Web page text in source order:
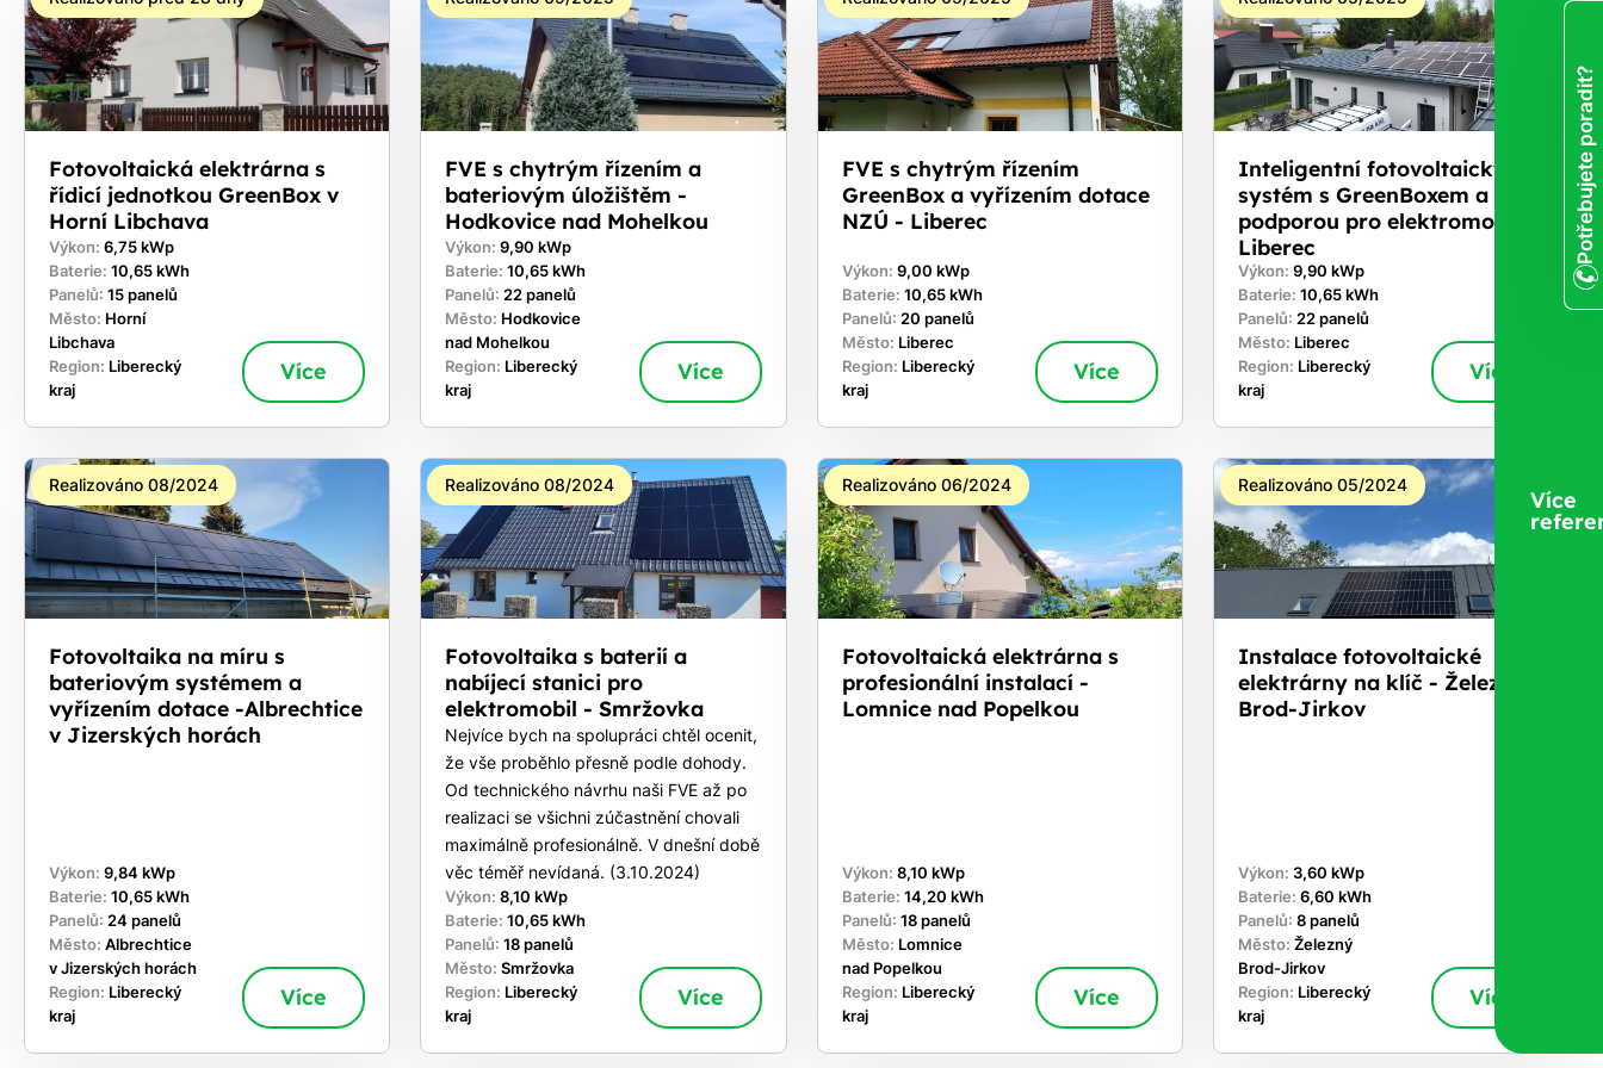
Fotovoltaická elektrárna s
řídicí jednotkou GreenBox v
Horní Libchava
Výkon: 6,75 kWp
Baterie: 10,65 kWh
Panelů: 15 panelů
Město: Horní
Libchava
Region: Liberecký
kraj
Více
FVE s chytrým řízením a
bateriovým úložištěm -
Hodkovice nad Mohelkou
Výkon:9,90 kWp
Baterie:10,65 kWh
Panelů: 22 panelů
Město: Hodkovice
nad Mohelkou
Region: Liberecký
kraj
Více
FVE s chytrým řízením
GreenBox a vyřízením dotace
NZÚ - Liberec
Výkon: 9,00 kWp
Baterie: 10,65 kWh
Panelů: 20 panelů
Město: Liberec
Region: Liberecký
kraj
Více
Inteligentní fotovoltaický
systém s GreenBoxem a
podporou pro elektromobily -
Liberec
Výkon: 9,90 kWp
Baterie: 10,65 kWh
Panelů: 22 panelů
Město: Liberec
Region: Liberecký
kraj
Více
Realizováno 08/2024
Fotovoltaika na míru s
bateriovým systémem a
vyřízením dotace -Albrechtice
v Jizerských horách
Výkon: 9,84 kWp
Baterie: 10,65 kWh
Panelů: 24 panelů
Město: Albrechtice
v Jizerských horách
Region: Liberecký
kraj
Více
Realizováno 08/2024
Fotovoltaika s baterií a
nabíjecí stanici pro
elektromobil - Smržovka
Nejvíce bych na spolupráci chtěl ocenit,
že vše proběhlo přesně podle dohody.
Od technického návrhu naši FVE až po
realizaci se všichni zúčastnění chovali
maximálně profesionálně. V dnešní době
věc téměř nevídaná. (3.10.2024)
Výkon:8,10 kWp
Baterie:10,65 kWh
Panelů:18 panelů
Město:Smržovka
Region: Liberecký
kraj
Více
Realizováno 06/2024
Fotovoltaická elektrárna s
profesionální instalací -
Lomnice nad Popelkou
Výkon: 8,10 kWp
Baterie: 14,20 kWh
Panelů: 18 panelů
Město: Lomnice
nad Popelkou
Region: Liberecký
kraj
Více
Realizováno 05/2024
Instalace fotovoltaické
elektrárny na klíč - Železný
Brod-Jirkov
Výkon: 3,60 kWp
Baterie: 6,60 kWh
Panelů: 8 panelů
Město: Železný
Brod-Jirkov
Region: Liberecký
kraj
Více
Více
Potřebujete poradit?